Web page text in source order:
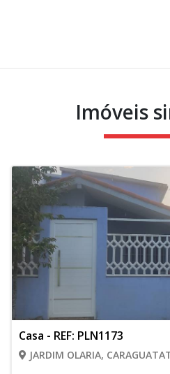
Imóveis
Casa - REF: PLN1173
JARDIM OLARIA,